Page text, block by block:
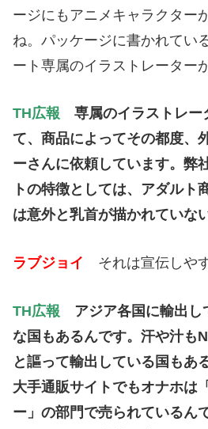
ージにもアニメキャラクター
ね。パッケージに書かれてい
ート専属のイラストレーター
TH広報 専属のイラストレー
て、商品によってその都度、
ーさんに依頼しています。弊
トの特徴としては、アダルト
は意外と乳首が描かれていな
ラブジョイ それは宣伝しや
TH広報 アジア各国に輸出し
な国もあるんです。汗や汁も
と謳って輸出している国もあ
大手通販サイトでもオナホは
ー」の部門で売られているん